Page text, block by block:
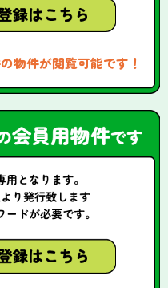
物件が閲覧可能です！